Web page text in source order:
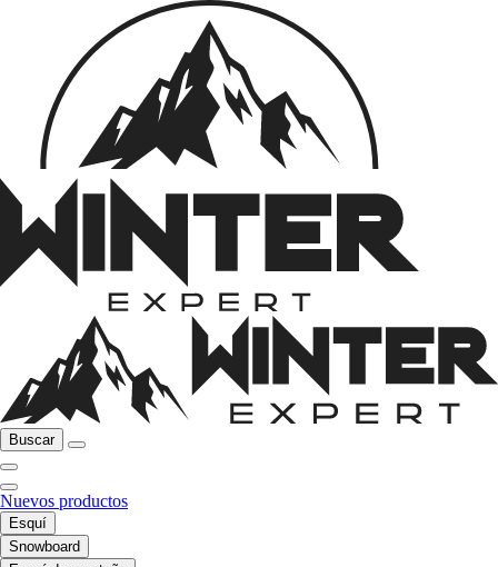
Buscar
Nuevos productos
Esquí
Snowboard